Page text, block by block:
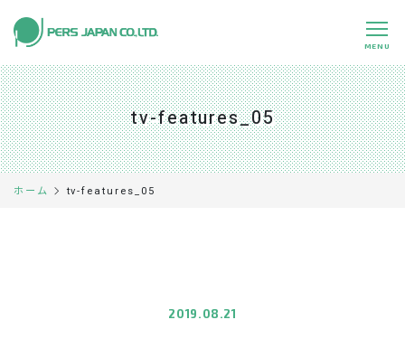
MENU
私たちの特長 About Us
事業内容 Business
tv-features_05
ホーム tv-features_05
2019.08.21